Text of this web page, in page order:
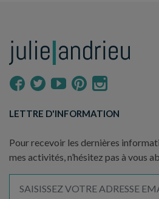
LETTRE D'INFORMATION
Pour recevoir les dernières
mes activités, n’hésitez pas à vous